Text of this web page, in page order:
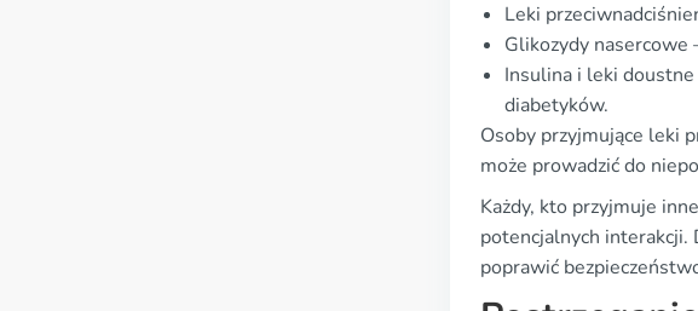
Leki
Glikozydy nasercowe
Insulina i leki
diabetyków.
Osoby przyjmujące leki
może prowadzić do
Każdy, kto przyjmuje
potencjalnych interakcji.
poprawić